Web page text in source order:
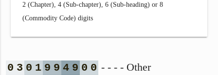
2 (Chapter), 4 (Sub-chapter), 6 (Sub-heading) or 8
(Commodity Code) digits
0 3 0 1 9 9 4 9 0 0 - - - - Other